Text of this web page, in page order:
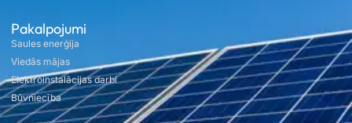
Pakalpojumi
Saules enerģija
Viedās mājas
Elektroinstalācijas darbi
Būvniecība